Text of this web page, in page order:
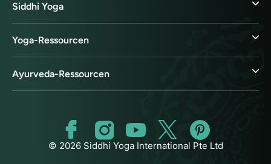
Siddhi Yoga
Yoga-Ressourcen
Ayurveda-Ressourcen
© 2026 Siddhi Yoga International Pte Ltd